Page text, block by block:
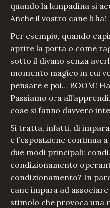
quando la lampadina si
Anche il vostro cane li ha!
Per esempio, quando
aprire la porta o come
sotto il divano senza
momento magico in cui
pensare e poi… BOOM!
Passiamo ora
cose si fanno davvero
Si tratta, infatti, di
e l’esposizione continua
due modi principali:
condizionamento
condizionamento? In
cane impara ad
stimolo che provoca una